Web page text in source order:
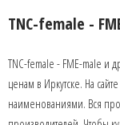
TNC-female -
TNC-female - FME-male и
ценам в Иркутске. На
наименованиями. Вся